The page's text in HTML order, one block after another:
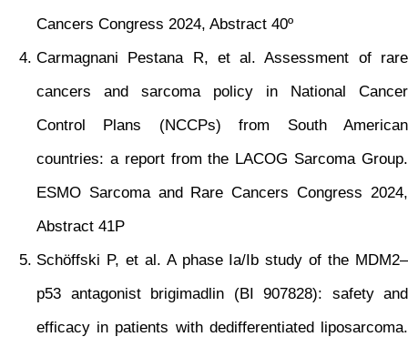
Cancers Congress 2024, Abstract 40º
Carmagnani Pestana R, et al. Assessment of rare
cancers and sarcoma policy in National Cancer
Control Plans (NCCPs) from South American
countries: a report from the LACOG Sarcoma Group.
ESMO Sarcoma and Rare Cancers Congress 2024,
Abstract 41P
Schöffski P, et al. A phase Ia/Ib study of the MDM2–
p53 antagonist brigimadlin (BI 907828): safety and
efficacy in patients with dedifferentiated liposarcoma.